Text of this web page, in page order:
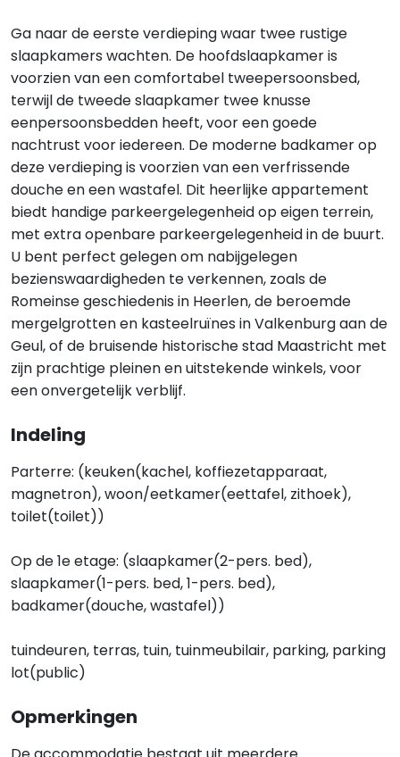
Ga naar de eerste verdieping waar twee rustige
slaapkamers wachten. De hoofdslaapkamer is
voorzien van een comfortabel tweepersoonsbed,
terwijl de tweede slaapkamer twee knusse
eenpersoonsbedden heeft, voor een goede
nachtrust voor iedereen. De moderne badkamer op
deze verdieping is voorzien van een verfrissende
douche en een wastafel. Dit heerlijke appartement
biedt handige parkeergelegenheid op eigen terrein,
met extra openbare parkeergelegenheid in de buurt.
U bent perfect gelegen om nabijgelegen
bezienswaardigheden te verkennen, zoals de
Romeinse geschiedenis in Heerlen, de beroemde
mergelgrotten en kasteelruïnes in Valkenburg aan de
Geul, of de bruisende historische stad Maastricht met
zijn prachtige pleinen en uitstekende winkels, voor
een onvergetelijk verblijf.
Indeling
Parterre: (keuken(kachel, koffiezetapparaat,
magnetron), woon/eetkamer(eettafel, zithoek),
toilet(toilet))
Op de 1e etage: (slaapkamer(2-pers. bed),
slaapkamer(1-pers. bed, 1-pers. bed),
badkamer(douche, wastafel))
tuindeuren, terras, tuin, tuinmeubilair, parking, parking
lot(public)
Opmerkingen